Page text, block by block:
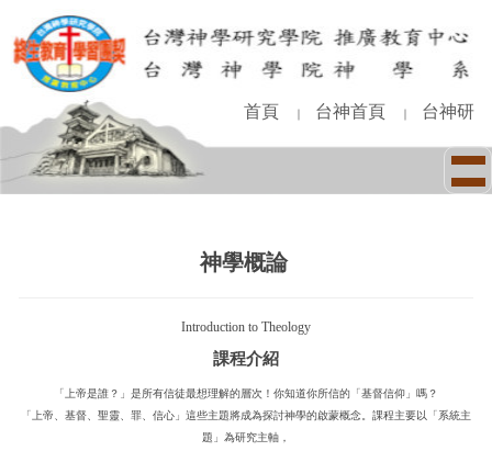
到
主
容
區
首頁 ｜ 台神首頁 ｜ 台神研
神學概論
Introduction to Theology
課程介紹
「上帝是誰？」是所有信徒最想理解的層次！你知道你所信的「基督信仰」嗎？
「上帝、基督、聖靈、罪、信心」這些主題將成為探討神學的啟蒙概念。課程主要以「系統主
題」為研究主軸，